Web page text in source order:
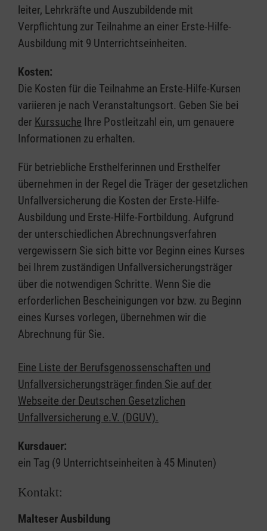
leiter, Lehrkräfte und Auszubildende mit
Verpflichtung zur Teilnahme an einer Erste-Hilfe-
Ausbildung mit 9 Unterrichtseinheiten.
Kosten:
Die Kosten für die Teilnahme an Erste-Hilfe-Kursen
variieren je nach Veranstaltungsort. Geben Sie bei
der Kurssuche Ihre Postleitzahl ein, um genauere
Informationen zu erhalten.
Für betriebliche Ersthelferinnen und Ersthelfer
übernehmen in der Regel die Träger der gesetzlichen
Unfallversicherung die Kosten der Erste-Hilfe-
Ausbildung und Erste-Hilfe-Fortbildung. Aufgrund
der unterschiedlichen Abrechnungsverfahren
vergewissern Sie sich bitte vor Beginn eines Kurses
bei Ihrem zuständigen Unfallversicherungsträger
über die notwendigen Schritte. Wenn Sie die
erforderlichen Bescheinigungen vor bzw. zu Beginn
eines Kurses vorlegen, übernehmen wir die
Abrechnung für Sie.
Eine Liste der Berufsgenossenschaften und
Unfallversicherungsträger finden Sie auf der
Webseite der Deutschen Gesetzlichen
Unfallversicherung e.V. (DGUV).
Kursdauer:
ein Tag (9 Unterrichtseinheiten à 45 Minuten)
Kontakt:
Malteser Ausbildung